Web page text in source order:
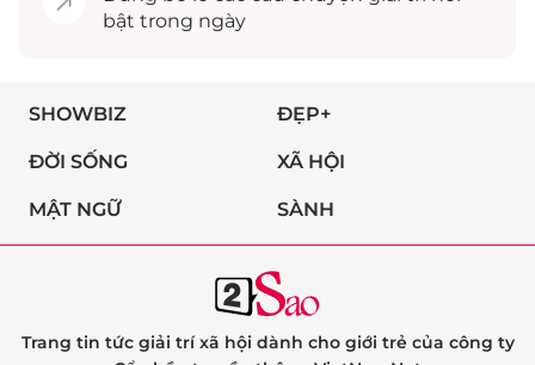
bật trong ngày
SHOWBIZ ĐẸP+
ĐỜI SỐNG XÃ HỘI
MẬT NGỮ SÀNH
Trang tin tức giải trí xã hội dành cho giới trẻ của công ty